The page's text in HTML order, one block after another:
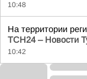
10:48
На территории
ТСН24 – Новости
10:42